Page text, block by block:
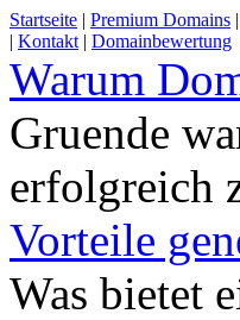
Startseite | Premium Domains |
| Kontakt | Domainbewertung
Warum
Gruende
erfolgreich
Vorteile
Was bietet